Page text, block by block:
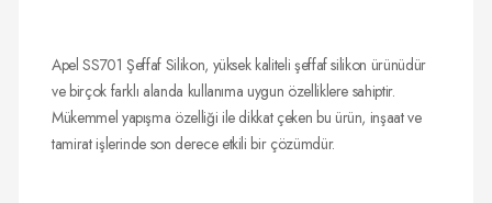
Apel SS701 Şeffaf Silikon, yüksek kaliteli şeffaf silikon ürünüdür
ve birçok farklı alanda kullanıma uygun özelliklere sahiptir.
Mükemmel yapışma özelliği ile dikkat çeken bu ürün, inşaat ve
tamirat işlerinde son derece etkili bir çözümdür.